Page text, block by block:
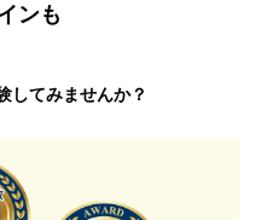
ンも
してみませんか？